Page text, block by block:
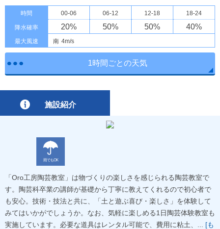
時間 00-06 06-12 12-18 18-24
降水確率 20% 50% 50% 40%
最大風速 南 4m/s
1時間ごとの天気
施設紹介
雨でもOK
「Oro工房陶芸教室」は物づくりの楽しさを感じられる陶芸教室で
す。陶芸科卒業の講師が基礎から丁寧に教えてくれるので初心者で
も安心。技術・技法と共に、「土と遊ぶ喜び・楽しさ」を体験して
みてはいかがでしょうか。なお、気軽に楽しめる1日陶芸体験教室も
実施しています。必要な道具はレンタル可能で、費用に粘土、... [も